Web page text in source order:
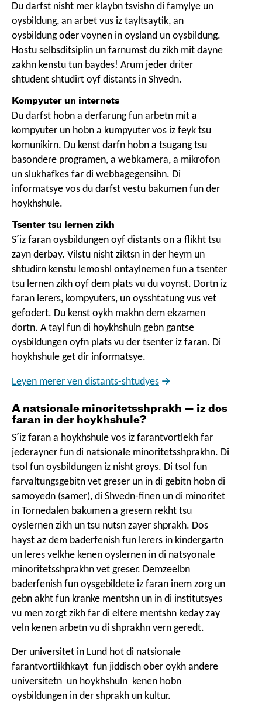
Du darfst nisht mer klaybn tsvishn di famylye un
oysbildung, an arbet vus iz tayltsaytik, an
oysbildung oder voynen in oysland un oysbildung.
Hostu selbsditsiplin un farnumst du zikh mit dayne
zakhn kenstu tun baydes! Arum jeder driter
shtudent shtudirt oyf distants in Shvedn.
Kompyuter un internets
Du darfst hobn a derfarung fun arbetn mit a
kompyuter un hobn a kumpyuter vos iz feyk tsu
komunikirn. Du kenst darfn hobn a tsugang tsu
basondere programen, a webkamera, a mikrofon
un slukhafkes far di webbagegensihn. Di
informatsye vos du darfst vestu bakumen fun der
hoykhshule.
Tsenter tsu lernen zikh
S´iz faran oysbildungen oyf distants on a flikht tsu
zayn derbay. Vilstu nisht ziktsn in der heym un
shtudirn kenstu lemoshl ontaylnemen fun a tsenter
tsu lernen zikh oyf dem plats vu du voynst. Dortn iz
faran lerers, kompyuters, un oysshtatung vus vet
gefodert. Du kenst oykh makhn dem ekzamen
dortn. A tayl fun di hoykhshuln gebn gantse
oysbildungen oyfn plats vu der tsenter iz faran. Di
hoykhshule get dir informatsye.
Leyen merer ven distants-shtudyes
A natsionale minoritetsshprakh — iz dos
faran in der hoykhshule?
S´iz faran a hoykhshule vos iz farantvortlekh far
jederayner fun di natsionale minoritetsshprakhn. Di
tsol fun oysbildungen iz nisht groys. Di tsol fun
farvaltungsgebitn vet greser un in di gebitn hobn di
samoyedn (samer), di Shvedn-finen un di minoritet
in Tornedalen bakumen a gresern rekht tsu
oyslernen zikh un tsu nutsn zayer shprakh. Dos
hayst az dem baderfenish fun lerers in kindergartn
un leres velkhe kenen oyslernen in di natsyonale
minoritetsshprakhn vet greser. Demzeelbn
baderfenish fun oysgebildete iz faran inem zorg un
gebn akht fun kranke mentshn un in di institutsyes
vu men zorgt zikh far di eltere mentshn keday zay
veln kenen arbetn vu di shprakhn vern geredt.
Der universitet in Lund hot di natsionale
farantvortlikhkayt fun jiddisch ober oykh andere
universitetn un hoykhshuln kenen hobn
oysbildungen in der shprakh un kultur.